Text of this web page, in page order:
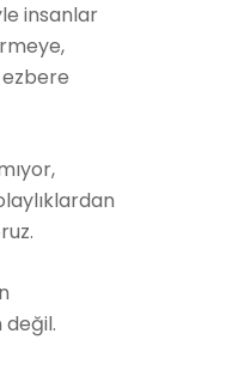
insanlar